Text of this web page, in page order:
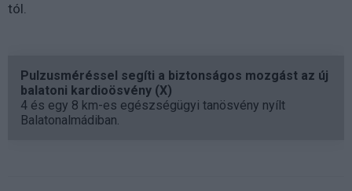
tól.
Pulzusméréssel segíti a biztonságos mozgást az új
balatoni kardioösvény (X)
4 és egy 8 km-es egészségügyi tanösvény nyílt
Balatonalmádiban.